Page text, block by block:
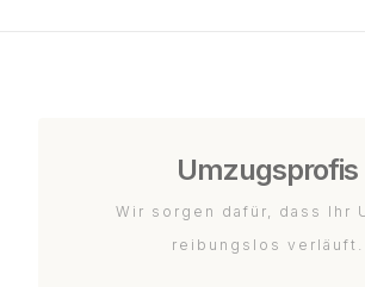
Umzugsprofis
Wir sorgen dafür, dass Ihr
reibungslos verläuft.